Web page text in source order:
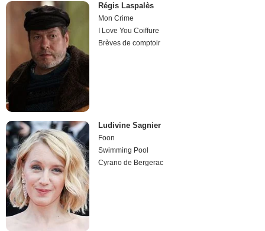
Régis Laspalès
Mon Crime
I Love You Coiffure
Brèves de comptoir
Ludivine Sagnier
Foon
Swimming Pool
Cyrano de Bergerac